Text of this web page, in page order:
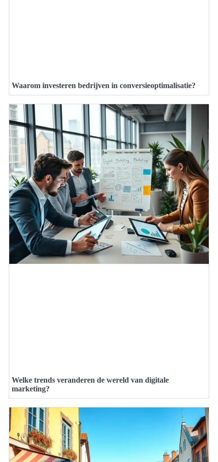
Waarom investeren bedrijven in conversieoptimalisatie?
Welke trends veranderen de wereld van digitale
marketing?